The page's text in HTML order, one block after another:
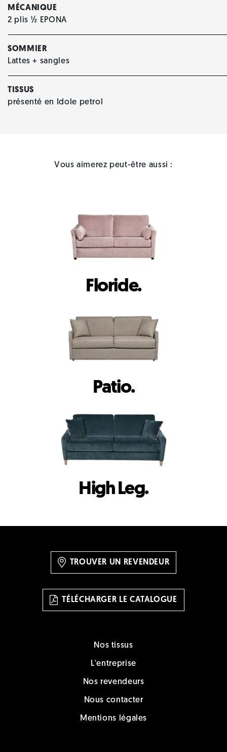
MÉCANIQUE
2 plis ½ EPONA
SOMMIER
Lattes + sangles
TISSUS
présenté en Idole petrol
Vous aimerez peut-être aussi :
Floride.
Patio.
High Leg.
TROUVER UN REVENDEUR
TÉLÉCHARGER LE CATALOGUE
Nos tissus
L'entreprise
Nos revendeurs
Nous contacter
Mentions légales